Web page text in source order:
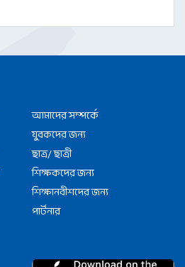
আমাদের সম্পর্কে
যুবকদের জন্য
ছাত্র/ ছাত্রী
শিক্ষকদের জন্য
শিক্ষানবীশদের জন্য
পার্টনার